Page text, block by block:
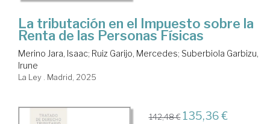
La tributación en el Impuesto sobre la
Renta de las Personas Físicas
Merino Jara, Isaac; Ruiz Garijo, Mercedes; Suberbiola Garbizu,
Irune
La Ley . Madrid, 2025
142,48 € 135,36 €